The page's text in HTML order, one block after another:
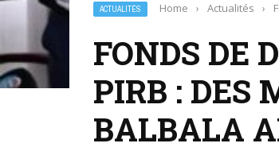
ACTUALITÉS Home › Actualités ›
FONDS DE
PIRB : DES
BALBALA